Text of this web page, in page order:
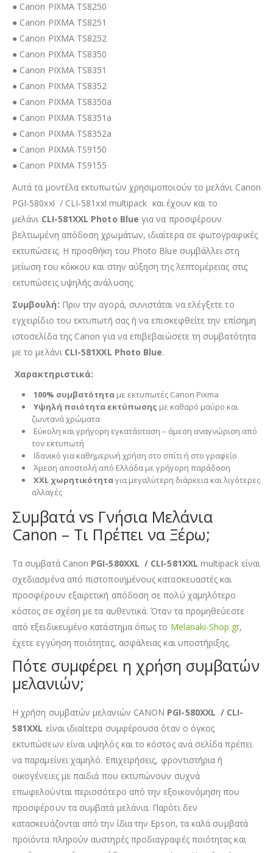
● Canon PIXMA TS8250
● Canon PIXMA TS8251
● Canon PIXMA TS8252
● Canon PIXMA TS8350
● Canon PIXMA TS8351
● Canon PIXMA TS8352
● Canon PIXMA TS8350a
● Canon PIXMA TS8351a
● Canon PIXMA TS8352a
● Canon PIXMA TS9150
● Canon PIXMA TS9155
Αυτά τα μοντέλα εκτυπωτών χρησιμοποιούν το μελάνι Canon
PGI-580xxl / CLI-581xxl multipack και έχουν και το
μελάνι CLI-581XXL Photo Blue για να προσφέρουν
βελτιωμένη απόδοση χρωμάτων, ιδιαίτερα σε φωτογραφικές
εκτυπώσεις. Η προσθήκη του Photo Blue συμβάλλει στη
μείωση του κόκκου και στην αύξηση της λεπτομέρειας στις
εκτυπώσεις υψηλής ανάλυσης.
Συμβουλή: Πριν την αγορά, συνιστάται να ελέγξετε το
εγχειρίδιο του εκτυπωτή σας ή να επισκεφθείτε την επίσημη
ιστοσελίδα της Canon για να επιβεβαιώσετε τη συμβατότητα
με το μελάνι CLI-581XXL Photo Blue.
Χαρακτηριστικά:
100% συμβατότητα με εκτυπωτές Canon Pixma
Υψηλή ποιότητα εκτύπωσης με καθαρό μαύρο και
ζωντανά χρώματα
Εύκολη και γρήγορη εγκατάσταση – άμεση αναγνώριση από
τον εκτυπωτή
Ιδανικό για καθημερινή χρήση στο σπίτι ή στο γραφείο
Άμεση αποστολή από Ελλάδα με γρήγορη παράδοση
XXL χωρητικότηταγια μεγαλύτερη διάρκεια και λιγότερες
αλλαγές
Συμβατά vs Γνήσια Μελάνια
Canon – Τι Πρέπει να Ξέρω;
Τα συμβατά Canon PGI-580XXL / CLI-581XXL multipack είναι
σχεδιασμένα από πιστοποιημένους κατασκευαστές και
προσφέρουν εξαιρετική απόδοση σε πολύ χαμηλότερο
κόστος σε σχέση με τα αυθεντικά. Όταν τα προμηθεύεστε
από εξειδικευμένο κατάστημα όπως το Melanaki-Shop.gr,
έχετε εγγύηση ποιότητας, ασφάλειας και υποστήριξης.
Πότε συμφέρει η χρήση συμβατών
μελανιών;
Η χρήση συμβατών μελανιών CANON PGI-580XXL / CLI-
581XXL είναι ιδιαίτερα συμφέρουσα όταν ο όγκος
εκτυπώσεων είναι υψηλός και το κόστος ανά σελίδα πρέπει
να παραμείνει χαμηλό. Επιχειρήσεις, φροντιστήρια ή
οικογένειες με παιδιά που εκτυπώνουν συχνά
επωφελούνται περισσότερο από την εξοικονόμηση που
προσφέρουν τα συμβατά μελάνια. Παρότι δεν
κατασκευάζονται από την ίδια την Epson, τα καλά συμβατά
προϊόντα πληρούν αυστηρές προδιαγραφές ποιότητας και